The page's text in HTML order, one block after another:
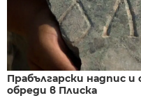
Прабългарски надпис
обреди в Плиска